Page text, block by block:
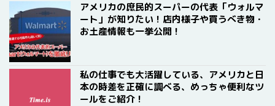
アメリカの庶民的スーパーの代表「ウォルマ
ート」が知りたい！店内様子や買うべき物・
お土産情報も一挙公開！
私の仕事でも大活躍している、アメリカと日
本の時差を正確に調べる、めっちゃ便利なツ
ールをご紹介！